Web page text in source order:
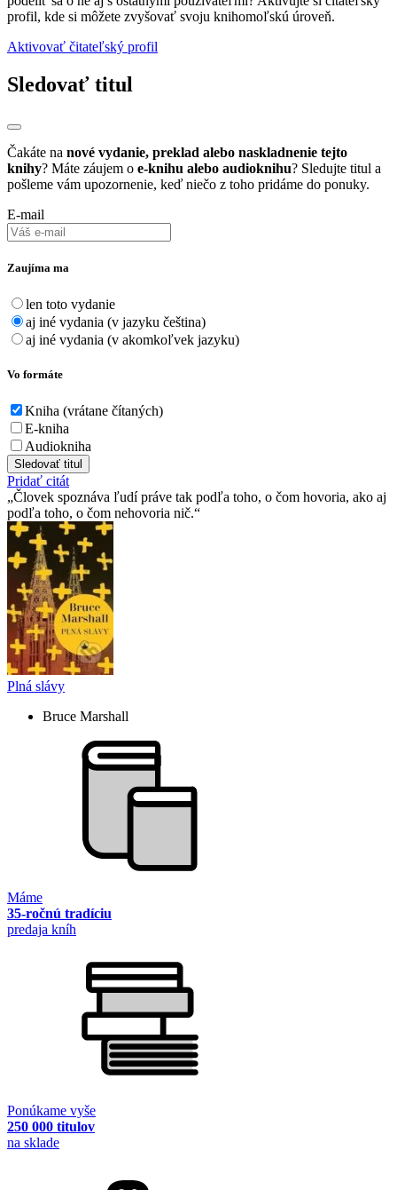
profil, kde si môžete zvyšovať svoju knihomoľskú úroveň.
Aktivovať čitateľský profil
Sledovať titul
Čakáte na nové vydanie, preklad alebo naskladnenie tejto
knihy? Máte záujem o e-knihu alebo audioknihu? Sledujte titul a
pošleme vám upozornenie, keď niečo z toho pridáme do ponuky.
E-mail
Zaujíma ma
len toto vydanie
aj iné vydania (v jazyku čeština)
aj iné vydania (v akomkoľvek jazyku)
Vo formáte
Kniha (vrátane čítaných)
E-kniha
Audiokniha
Sledovať titul
Pridať citát
Človek spoznáva ľudí práve tak podľa toho, o čom hovoria, ako aj
podľa toho, o čom nehovoria nič.
Plná slávy
Bruce Marshall
Máme
35-ročnú tradíciu
predaja kníh
Ponúkame vyše
250 000 titulov
na sklade